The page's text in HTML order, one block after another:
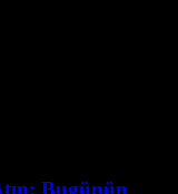
Bugünün